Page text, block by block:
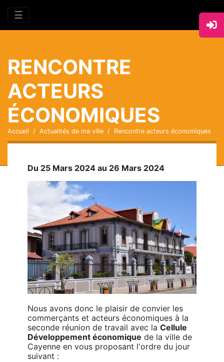
☰
RENCONTRE
ACTEURS
ÉCONOMIQUES
Accueil Actualités de ma ville Rencontre acteurs économiques
Du 25 Mars 2024 au 26 Mars 2024
Nous avons donc le plaisir de convier les
commerçants et acteurs économiques à la
seconde réunion de travail avec la Cellule
Développement économique de la ville de
Cayenne en vous proposant l'ordre du jour
suivant :